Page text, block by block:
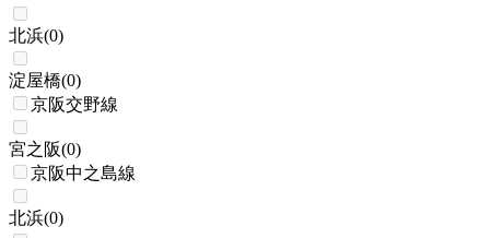
北浜(0)
淀屋橋(0)
京阪交野線
宮之阪(0)
京阪中之島線
北浜(0)